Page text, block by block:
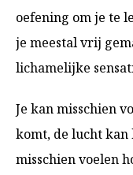
oefening om je te
je meestal vrij
lichamelijke
Je kan misschien
komt, de lucht
misschien voelen